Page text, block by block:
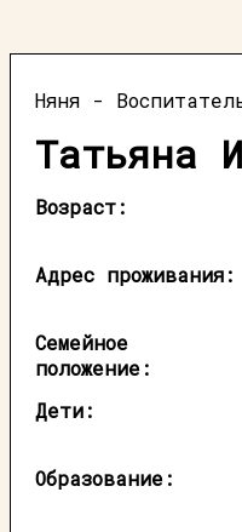
Няня -
Татьяна
Возраст:
Адрес проживания:
Семейное
положение:
Дети:
Образование: